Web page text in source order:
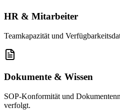
HR & Mitarbeiter
Teamkapazität und
Dokumente & Wissen
SOP-Konformität und
verfolgt.